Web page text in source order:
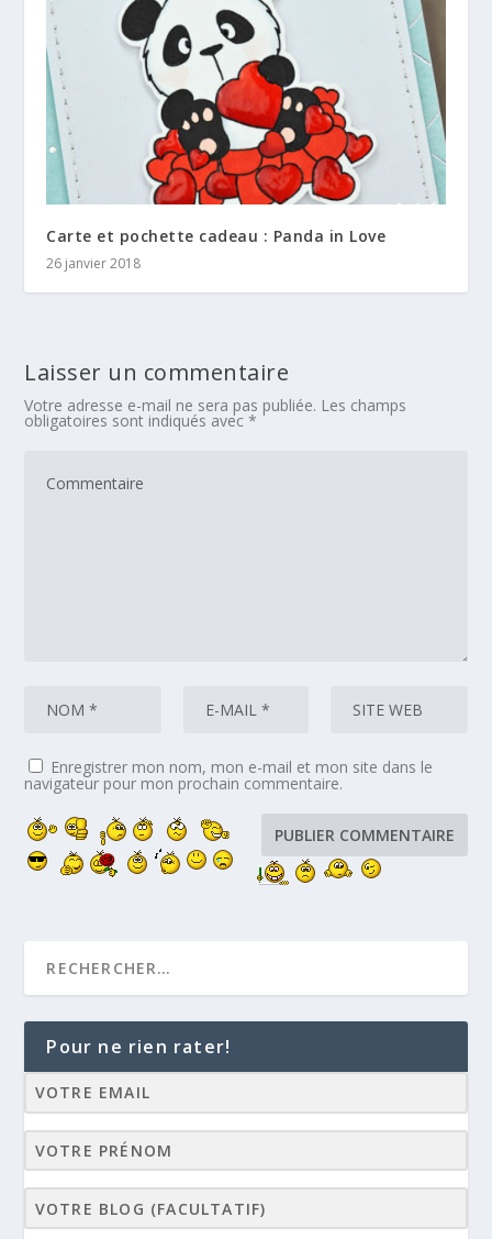
Carte et pochette cadeau : Panda in Love
26 janvier 2018
Laisser un commentaire
Votre adresse e-mail ne sera pas publiée. Les champs
obligatoires sont indiqués avec*
Enregistrer mon nom, mon e-mail et mon site dans le
navigateur pour mon prochain commentaire.
Pour ne rien rater!